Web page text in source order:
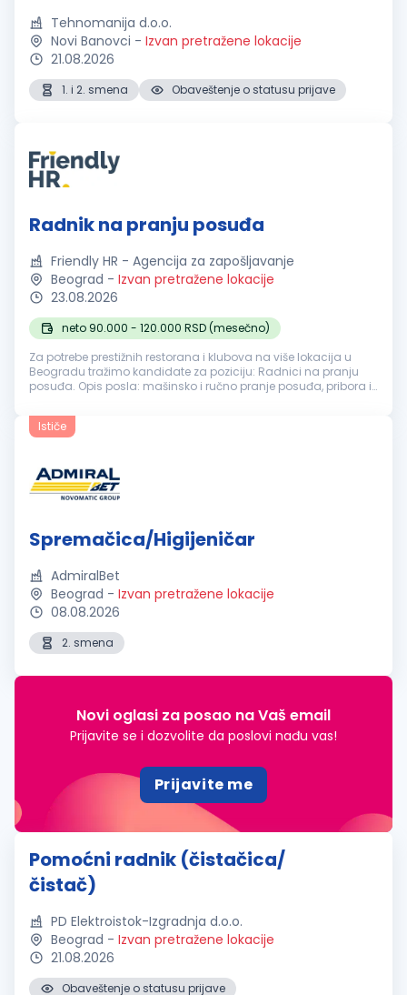
Tehnomanija d.o.o.
Novi Banovci - Izvan pretražene lokacije
21.08.2026
1. i 2. smena Obaveštenje o statusu prijave
Radnik na pranju posuđa
Friendly HR - Agencija za zapošljavanje
Beograd - Izvan pretražene lokacije
23.08.2026
neto 90.000 - 120.000 RSD (mesečno)
Za potrebe prestižnih restorana i klubova na više lokacija u
Beogradu tražimo kandidate za poziciju: Radnici na pranju
posuđa. Opis posla: mašinsko i ručno pranje posuđa, pribora i
posuđa; ...
Ističe
Spremačica/Higijeničar
AdmiralBet
Beograd - Izvan pretražene lokacije
08.08.2026
2. smena
Novi oglasi za posao na Vaš email
Prijavite se i dozvolite da poslovi nađu vas!
Prijavite me
Pomoćni radnik (čistačica/
čistač)
PD Elektroistok-Izgradnja d.o.o.
Beograd - Izvan pretražene lokacije
21.08.2026
Obaveštenje o statusu prijave